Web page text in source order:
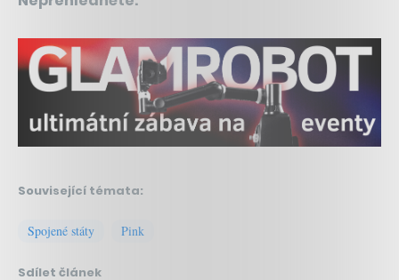
Související témata:
Spojené státy Pink
Sdílet článek